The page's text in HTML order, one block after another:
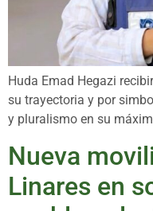
Huda Emad Hegazi
su trayectoria y por
y pluralismo en su
Nueva
Linares en